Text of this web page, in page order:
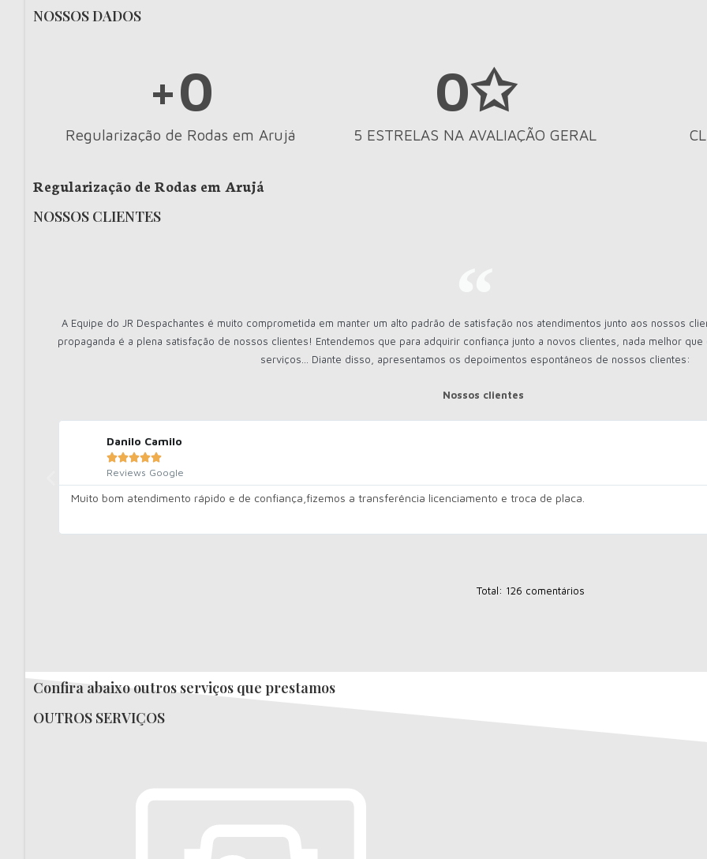
NOSSOS DADOS
Regularização de Rodas em Arujá
+0
5 ESTRELAS NA AVALIAÇÃO GERAL
0✩
Regularização de Rodas em Arujá
NOSSOS CLIENTES
A Equipe do JR Despachantes é muito comprometida em manter um alto padrão de satisfação nos atendimentos junto aos nossos
propaganda é a plena satisfação de nossos clientes! Entendemos que para adquirir confiança junto a novos clientes, nada melhor
serviços... Diante disso, apresentamos os depoimentos espontâneos de nossos clientes:
Nossos clientes
Danilo Camilo

Reviews Google
Muito bom atendimento rápido e de confiança,fizemos a transferência licenciamento e troca de placa.
Total: 126 comentários
Confira abaixo outros serviços que prestamos
OUTROS SERVIÇOS